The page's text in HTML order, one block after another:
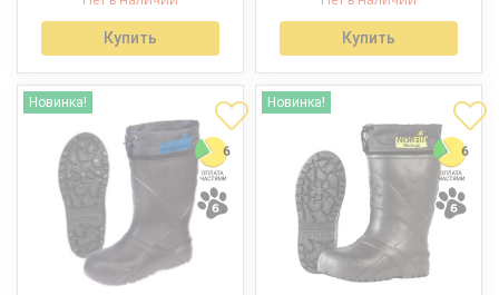
Купить Купить
Новинка! Новинка!